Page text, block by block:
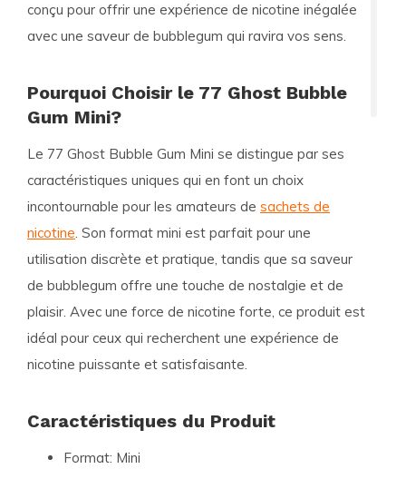
conçu pour offrir une expérience de nicotine inégalée
avec une saveur de bubblegum qui ravira vos sens.
Pourquoi Choisir le 77 Ghost Bubble
Gum Mini?
Le 77 Ghost Bubble Gum Mini se distingue par ses
caractéristiques uniques qui en font un choix
incontournable pour les amateurs de sachets de
nicotine. Son format mini est parfait pour une
utilisation discrète et pratique, tandis que sa saveur
de bubblegum offre une touche de nostalgie et de
plaisir. Avec une force de nicotine forte, ce produit est
idéal pour ceux qui recherchent une expérience de
nicotine puissante et satisfaisante.
Caractéristiques du Produit
Format: Mini